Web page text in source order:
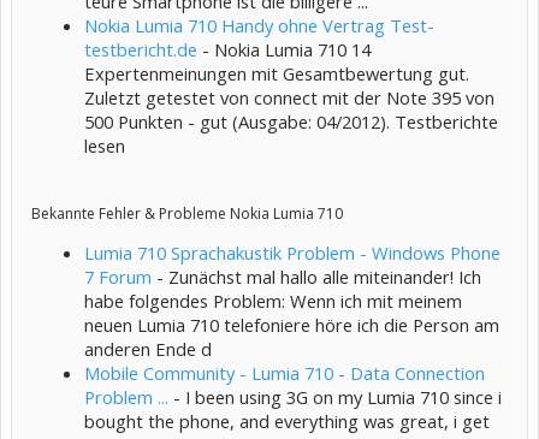
Nokia Lumia 710 Handy ohne Vertrag Test-
testbericht.de - Nokia Lumia 710 14
Expertenmeinungen mit Gesamtbewertung gut.
Zuletzt getestet von connect mit der Note 395 von
500 Punkten - gut (Ausgabe: 04/2012). Testberichte
lesen
Bekannte Fehler & Probleme Nokia Lumia 710
Lumia 710 Sprachakustik Problem - Windows Phone
7 Forum - Zunächst mal hallo alle miteinander! Ich
habe folgendes Problem: Wenn ich mit meinem
neuen Lumia 710 telefoniere höre ich die Person am
anderen Ende d
Mobile Community - Lumia 710 - Data Connection
Problem ... - I been using 3G on my Lumia 710 since i
bought the phone, and everything was great, i get